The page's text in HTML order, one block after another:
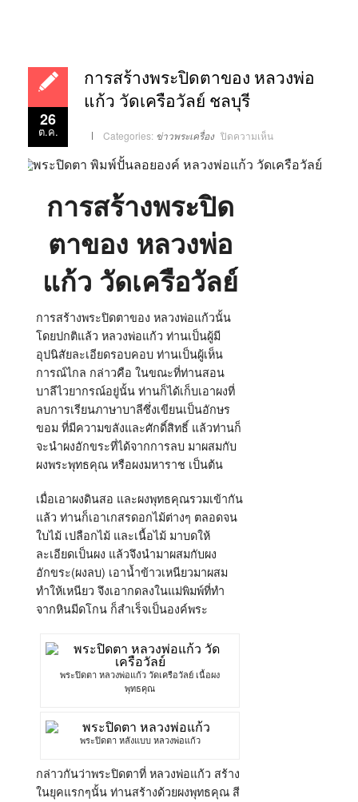
26
ต.ค.
การสร้างพระปิดตาของ หลวงพ่อ
แก้ว วัดเครือวัลย์ ชลบุรี
Categories: ข่าวพระเครื่อง ปิดความเห็นบน
การ
พระ
ปิด
การสร้างพระปิด
ตาของ หลวงพ่อ
แก้ว วัดเครือวัลย์
การสร้างพระปิดตาของ หลวงพ่อแก้วนั้น
โดยปกติแล้ว หลวงพ่อแก้ว ท่านเป็นผู้มี
อุปนิสัยละเอียดรอบคอบ ท่านเป็นผู้เห็น
การณ์ไกล กล่าวคือ ในขณะที่ท่านสอน
บาลีไวยากรณ์อยู่นั้น ท่านก็ได้เก็บเอาผงที่
ลบการเรียนภาษาบาลีซึ่งเขียนเป็นอักษร
ขอม ที่มีความขลังและศักดิ์สิทธิ์ แล้วท่านก็
จะนำผงอักขระที่ได้จากการลบ มาผสมกับ
ผงพระพุทธคุณ หรือผงมหาราช เป็นต้น
เมื่อเอาผงดินสอ และผงพุทธคุณรวมเข้ากัน
แล้ว ท่านก็เอาเกสรดอกไม้ต่างๆ ตลอดจน
ใบไม้ เปลือกไม้ และเนื้อไม้ มาบดให้
ละเอียดเป็นผง แล้วจึงนำมาผสมกับผง
อักขระ(ผงลบ) เอาน้ำข้าวเหนียวมาผสม
ทำให้เหนียว จึงเอากดลงในแม่พิมพ์ที่ทำ
จากหินมีดโกน ก็สำเร็จเป็นองค์พระ
พระปิดตา หลวงพ่อแก้ว วัดเครือวัลย์ เนื้อผง
พุทธคุณ
พระปิดตา หลังแบบ หลวงพ่อแก้ว
กล่าวกันว่าพระปิดตาที่ หลวงพ่อแก้ว สร้าง
ในยุคแรกๆนั้น ท่านสร้างด้วยผงพุทธคุณ สี